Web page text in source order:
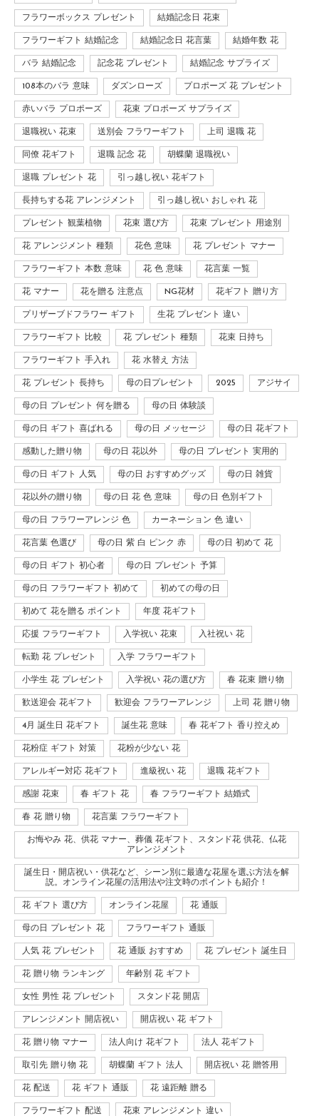
フラワーボックス プレゼント 結婚記念日 花束
フラワーギフト 結婚記念 結婚記念日 花言葉 結婚年数 花
バラ 結婚記念 記念花 プレゼント 結婚記念 サプライズ
108本のバラ 意味 ダズンローズ プロポーズ 花 プレゼント
赤いバラ プロポーズ 花束 プロポーズ サプライズ
退職祝い 花束 送別会 フラワーギフト 上司 退職 花
同僚 花ギフト 退職 記念 花 胡蝶蘭 退職祝い
退職 プレゼント 花 引っ越し祝い 花ギフト
長持ちする花 アレンジメント 引っ越し祝い おしゃれ 花
プレゼント 観葉植物 花束 選び方 花束 プレゼント 用途別
花 アレンジメント 種類 花色 意味 花 プレゼント マナー
フラワーギフト 本数 意味 花 色 意味 花言葉 一覧
花 マナー 花を贈る 注意点 NG花材 花ギフト 贈り方
プリザーブドフラワー ギフト 生花 プレゼント 違い
フラワーギフト 比較 花 プレゼント 種類 花束 日持ち
フラワーギフト 手入れ 花 水替え 方法
花 プレゼント 長持ち 母の日プレゼント 2025 アジサイ
母の日 プレゼント 何を贈る 母の日 体験談
母の日 ギフト 喜ばれる 母の日 メッセージ 母の日 花ギフト
感動した贈り物 母の日 花以外 母の日 プレゼント 実用的
母の日 ギフト 人気 母の日 おすすめグッズ 母の日 雑貨
花以外の贈り物 母の日 花 色 意味 母の日 色別ギフト
母の日 フラワーアレンジ 色 カーネーション 色 違い
花言葉 色選び 母の日 紫 白 ピンク 赤 母の日 初めて 花
母の日 ギフト 初心者 母の日 プレゼント 予算
母の日 フラワーギフト 初めて 初めての母の日
初めて 花を贈る ポイント 年度 花ギフト
応援 フラワーギフト 入学祝い 花束 入社祝い 花
転勤 花 プレゼント 入学 フラワーギフト
小学生 花 プレゼント 入学祝い 花の選び方 春 花束 贈り物
歓送迎会 花ギフト 歓迎会 フラワーアレンジ 上司 花 贈り物
4月 誕生日 花ギフト 誕生花 意味 春 花ギフト 香り控えめ
花粉症 ギフト 対策 花粉が少ない 花
アレルギー対応 花ギフト 進級祝い 花 退職 花ギフト
感謝 花束 春 ギフト 花 春 フラワーギフト 結婚式
春 花 贈り物 花言葉 フラワーギフト
お悔やみ 花、供花 マナー、葬儀 花ギフト、スタンド花 供花、仏花
アレンジメント
誕生日・開店祝い・供花など、シーン別に最適な花屋を選ぶ方法を解
説。オンライン花屋の活用法や注文時のポイントも紹介！
花 ギフト 選び方 オンライン花屋 花 通販
母の日 プレゼント 花 フラワーギフト 通販
人気 花 プレゼント 花 通販 おすすめ 花 プレゼント 誕生日
花 贈り物 ランキング 年齢別 花 ギフト
女性 男性 花 プレゼント スタンド花 開店
アレンジメント 開店祝い 開店祝い 花 ギフト
花 贈り物 マナー 法人向け 花ギフト 法人 花ギフト
取引先 贈り物 花 胡蝶蘭 ギフト 法人 開店祝い 花 贈答用
花 配送 花 ギフト 通販 花 遠距離 贈る
フラワーギフト 配送 花束 アレンジメント 違い